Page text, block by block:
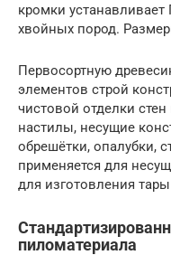
кромки
хвойных пород.
Первосортную
элементов строй
чистовой отделки
настилы, несущие
обрешётки, опалубки,
применяется для
для изготовления
пиломатериала